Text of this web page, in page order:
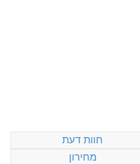
חוות דעת
מחירון